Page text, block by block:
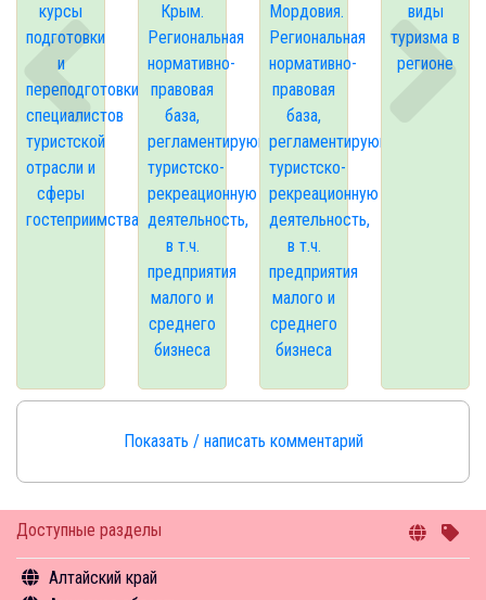
Доступные разделы
Алтайский край
курсы
подготовки
и
переподготовки
специалистов
туристской
отрасли и
сферы
гостеприимства
Крым.
Региональная
нормативно-
правовая
база,
регламентирующая
туристско-
рекреационную
деятельность,
в т.ч.
предприятия
малого и
среднего
бизнеса
Мордовия.
Региональная
нормативно-
правовая
база,
регламентирующая
туристско-
рекреационную
деятельность,
в т.ч.
предприятия
малого и
среднего
бизнеса
виды
туризма в
регионе
Показать / написать комментарий